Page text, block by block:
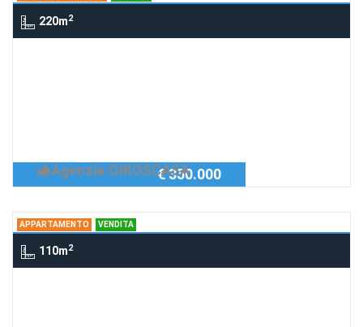
220m2
Agenzia:OIKOSCASA€ 350.000
APPARTAMENTO VENDITA
110m2